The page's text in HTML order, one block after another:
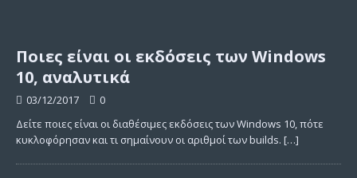
Ποιες είναι οι εκδόσεις των Windows
10, αναλυτικά
03/12/2017
0
Δείτε ποιες είναι οι διαθέσιμες εκδόσεις των Windows 10, πότε
κυκλοφόρησαν και τι σημαίνουν οι αριθμοί των builds. […]